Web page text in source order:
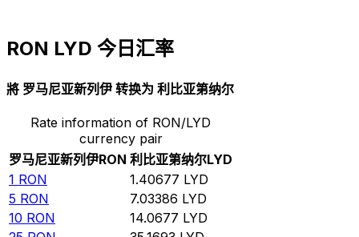
RON LYD 今日汇率
將 罗马尼亚新列伊 转换为 利比亚第纳尔
Rate information of RON/LYD
currency pair
罗马尼亚新列伊RON 利比亚第纳尔LYD
1 RON 1.40677 LYD
5 RON 7.03386 LYD
10 RON 14.0677 LYD